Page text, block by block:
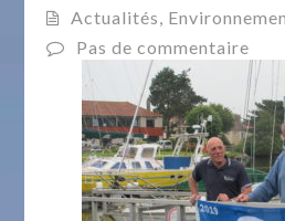
Actualités,
Pas de commentaire